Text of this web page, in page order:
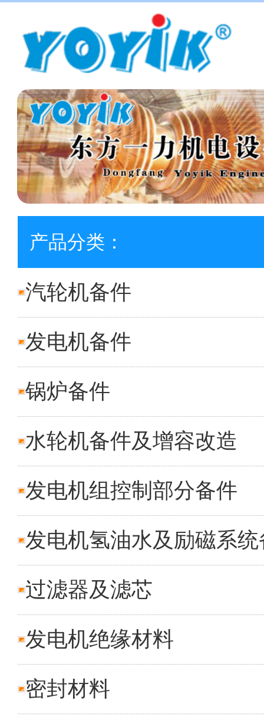
产品分类：
汽轮机备件
发电机备件
锅炉备件
水轮机备件及增容改造
发电机组控制部分备件
发电机氢油水及励磁系统
过滤器及滤芯
发电机绝缘材料
密封材料